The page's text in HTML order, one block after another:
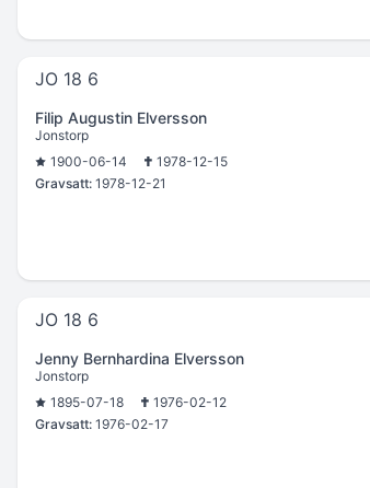
JO 18 6
Filip Augustin Elversson
Jonstorp
1900-06-14
1978-12-15
Gravsatt: 1978-12-21
JO 18 6
Jenny Bernhardina Elversson
Jonstorp
1895-07-18
1976-02-12
Gravsatt: 1976-02-17